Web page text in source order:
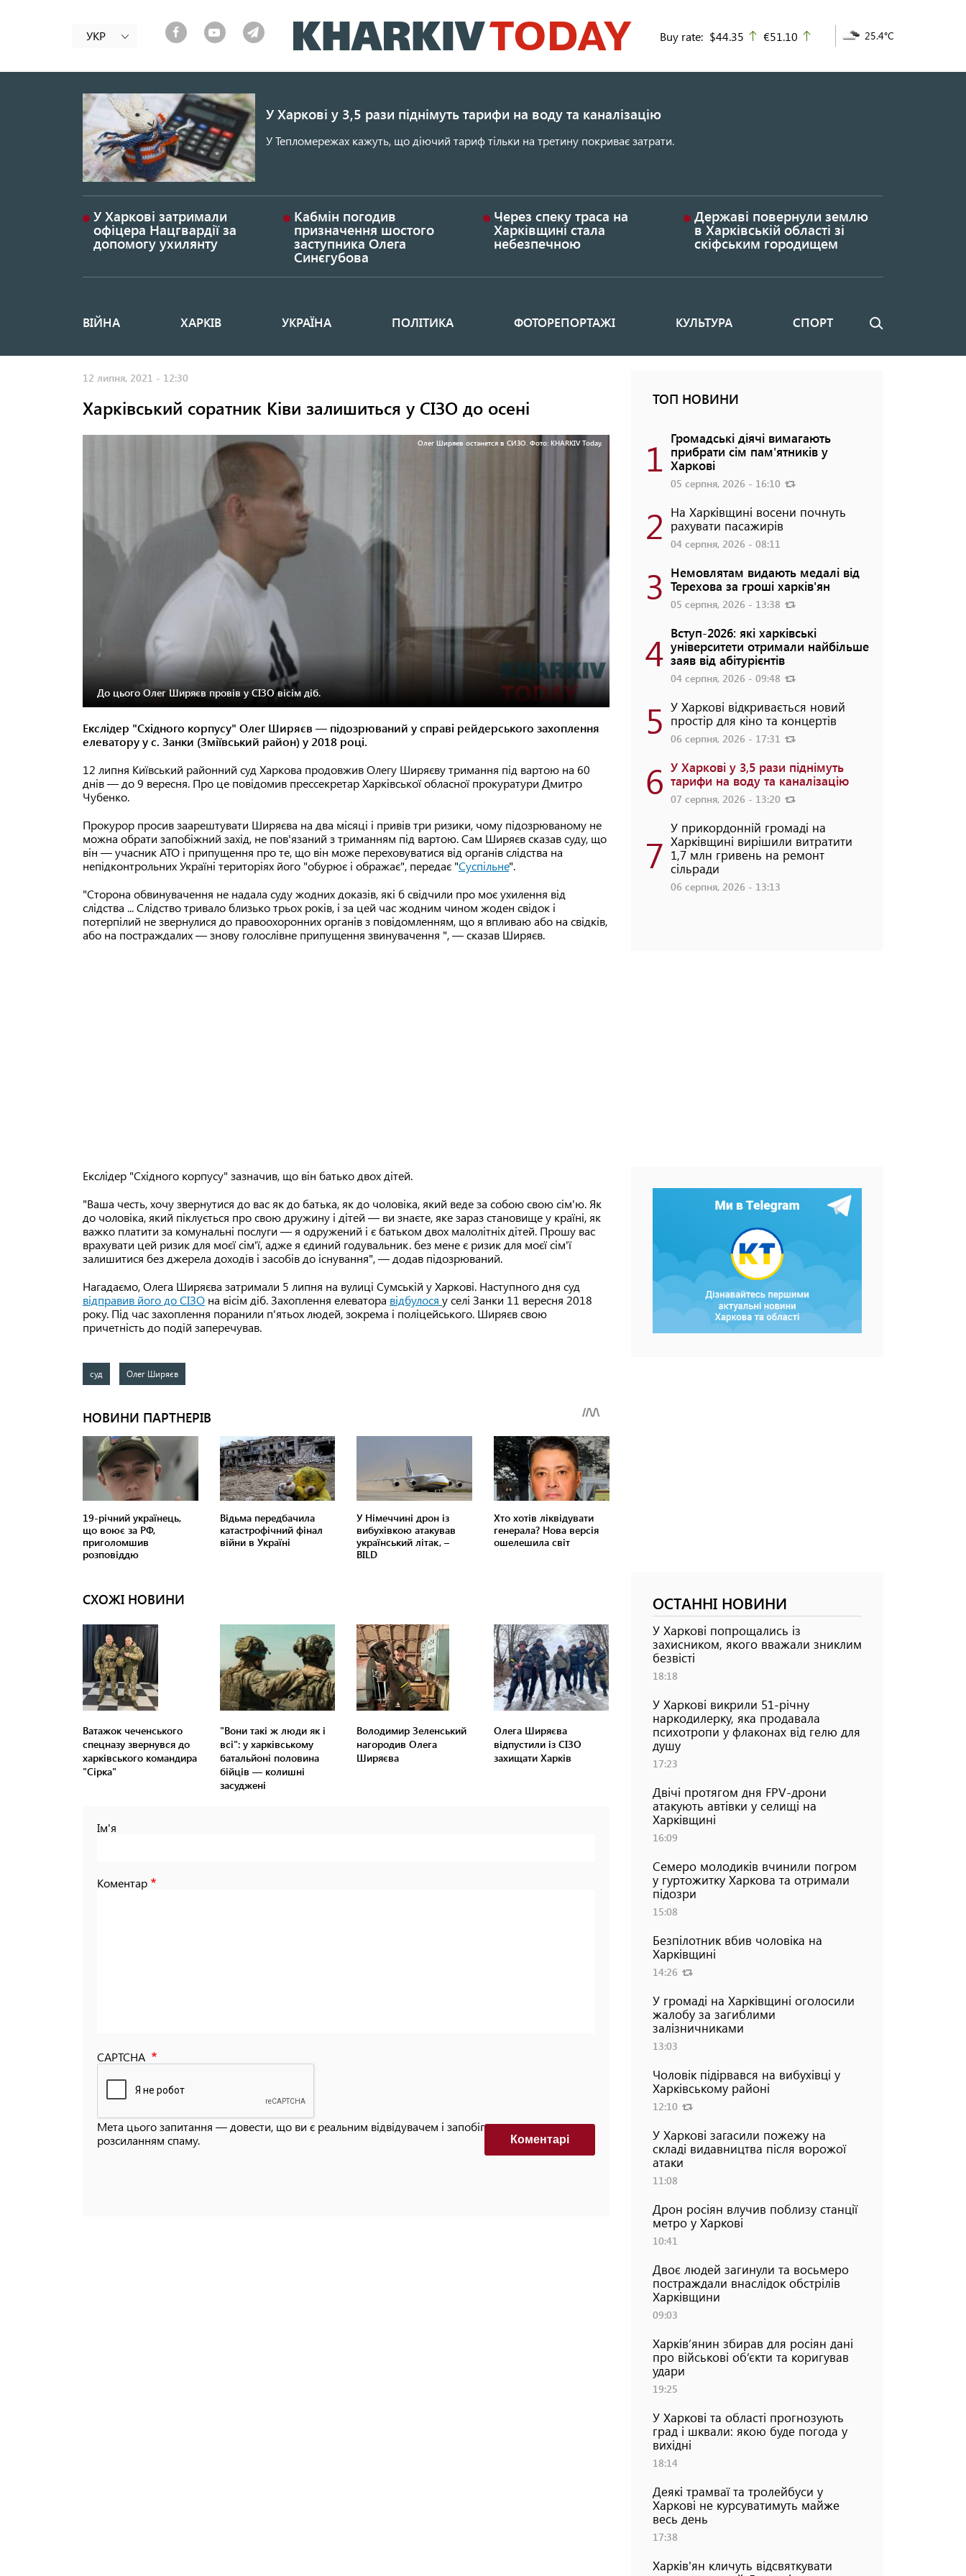
до
основного
УКР Buy rate: $44.35 up
€51.10 25.4°C
У Харкові у 3,5 рази піднімуть тарифи на воду та каналізацію
У Тепломережах кажуть, що діючий тариф тільки на третину покриває затрати.
У Харкові затримали
офіцера Нацгвардії за
допомогу ухилянту
Кабмін погодив
призначення шостого
заступника Олега
Синєгубова
Через спеку траса на
Харківщині стала
небезпечною
Державі повернули землю
в Харківській області зі
скіфським городищем
Основная
ВІЙНА ХАРКІВ УКРАЇНА ПОЛІТИКА ФОТОРЕПОРТАЖІ КУЛЬТУРА СПОРТ Пошук
12 липня, 2021 - 12:30
Харківський соратник Ківи залишиться у СІЗО до осені
Олег Ширяев останется в СИЗО. Фото: KHARKIV Today.
До цього Олег Ширяєв провів у СІЗО вісім діб.
Екслідер "Східного корпусу" Олег Ширяєв — підозрюваний у справі рейдерського захоплення
елеватору у с. Занки (Зміївський район) у 2018 році.
12 липня Київський районний суд Харкова продовжив Олегу Ширяєву тримання під вартою на 60
днів — до 9 вересня. Про це повідомив прессекретар Харківської обласної прокуратури Дмитро
Чубенко.
Прокурор просив заарештувати Ширяєва на два місяці і привів три ризики, чому підозрюваному не
можна обрати запобіжний захід, не пов'язаний з триманням під вартою. Сам Ширяєв сказав суду, що
він — учасник АТО і припущення про те, що він може переховуватися від органів слідства на
непідконтрольних Україні територіях його "обурює і ображає", передає "Суспільне".
"Сторона обвинувачення не надала суду жодних доказів, які б свідчили про моє ухилення від
слідства ... Слідство тривало близько трьох років, і за цей час жодним чином жоден свідок і
потерпілий не звернулися до правоохоронних органів з повідомленням, що я впливаю або на свідків,
або на постраждалих — знову голослівне припущення звинувачення ", — сказав Ширяєв.
Екслідер "Східного корпусу" зазначив, що він батько двох дітей.
"Ваша честь, хочу звернутися до вас як до батька, як до чоловіка, який веде за собою свою сім'ю. Як
до чоловіка, який піклується про свою дружину і дітей — ви знаєте, яке зараз становище у країні, як
важко платити за комунальні послуги — я одружений і є батьком двох малолітніх дітей. Прошу вас
врахувати цей ризик для моєї сім'ї, адже я єдиний годувальник. без мене є ризик для моєї сім'ї
залишитися без джерела доходів і засобів до існування", — додав підозрюваний.
Нагадаємо, Олега Ширяєва затримали 5 липня на вулиці Сумській у Харкові. Наступного дня суд
відправив його до СІЗО на вісім діб. Захоплення елеватора відбулося у селі Занки 11 вересня 2018
року. Під час захоплення поранили п'ятьох людей, зокрема і поліцейського. Ширяєв свою
причетність до подій заперечував.
суд Олег Ширяєв
СХОЖІ НОВИНИ
Ватажок чеченського
спецназу звернувся до
харківського командира
"Сірка"
"Вони такі ж люди як і
всі": у харківському
батальйоні половина
бійців — колишні
засуджені
Володимир Зеленський
нагородив Олега
Ширяєва
Олега Ширяєва
відпустили із СІЗО
захищати Харків
Ім'я
Коментар
CAPTCHA
Мета цього запитання — довести, що ви є реальним відвідувачем і запобігти автоматизованим
розсиланням спаму.
Коментарi
ТОП НОВИНИ
1 Громадські діячі вимагають
прибрати сім пам'ятників у
Харкові
05 серпня, 2026 - 16:10
2 На Харківщині восени почнуть
рахувати пасажирів
04 серпня, 2026 - 08:11
3 Немовлятам видають медалі від
Терехова за гроші харків'ян
05 серпня, 2026 - 13:38
4 Вступ-2026: які харківські
університети отримали найбільше
заяв від абітурієнтів
04 серпня, 2026 - 09:48
5 У Харкові відкривається новий
простір для кіно та концертів
06 серпня, 2026 - 17:31
6 У Харкові у 3,5 рази піднімуть
тарифи на воду та каналізацію
07 серпня, 2026 - 13:20
7
У прикордонній громаді на
Харківщині вирішили витратити
1,7 млн гривень на ремонт
сільради
06 серпня, 2026 - 13:13
ОСТАННІ НОВИНИ
У Харкові попрощались із
захисником, якого вважали зниклим
безвісті
18:18
У Харкові викрили 51-річну
наркодилерку, яка продавала
психотропи у флаконах від гелю для
душу
17:23
Двічі протягом дня FPV-дрони
атакують автівки у селищі на
Харківщині
16:09
Семеро молодиків вчинили погром
у гуртожитку Харкова та отримали
підозри
15:08
Безпілотник вбив чоловіка на
Харківщині
14:26
У громаді на Харківщині оголосили
жалобу за загиблими
залізничниками
13:03
Чоловік підірвався на вибухівці у
Харківському районі
12:10
У Харкові загасили пожежу на
складі видавництва після ворожої
атаки
11:08
Дрон росіян влучив поблизу станції
метро у Харкові
10:41
Двоє людей загинули та восьмеро
постраждали внаслідок обстрілів
Харківщини
09:03
Харків’янин збирав для росіян дані
про військові об’єкти та коригував
удари
19:25
У Харкові та області прогнозують
град і шквали: якою буде погода у
вихідні
18:14
Деякі трамваї та тролейбуси у
Харкові не курсуватимуть майже
весь день
17:38
Харків'ян кличуть відсвяткувати